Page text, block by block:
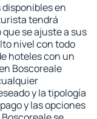
en
tendrá
se ajuste a sus
nivel con todo
hoteles con un
Boscoreale
y la tipología
y las opciones